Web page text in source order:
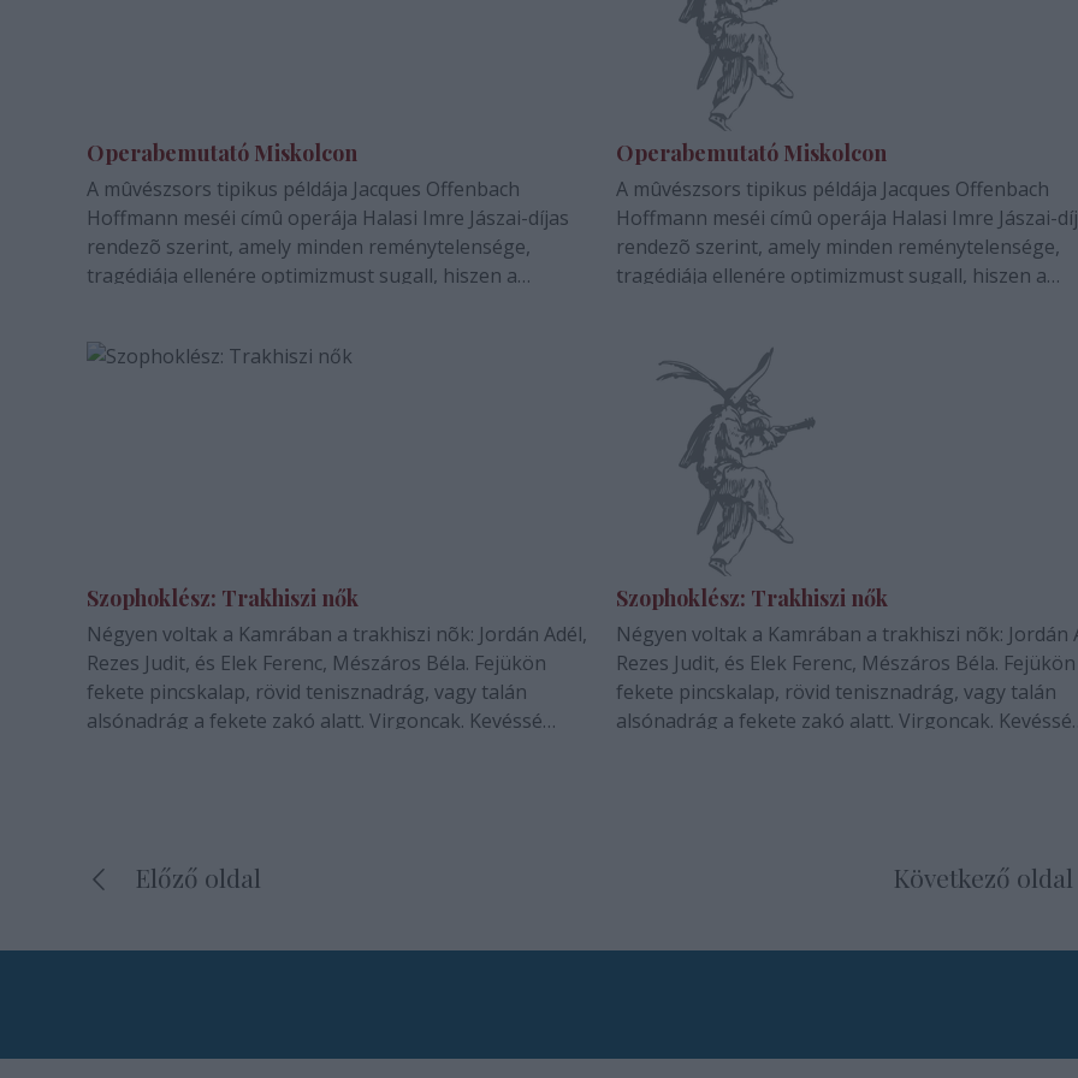
Operabemutató Miskolcon
A mûvészsors tipikus példája Jacques Offenbach
Hoffmann meséi címû operája Halasi Imre Jászai-díjas
rendezõ szerint, amely minden reménytelensége,
tragédiája ellenére optimizmust sugall, hiszen a
Operabemutató Miskolcon
A mûvészsors tipikus példája Jacques Offenbach
Hoffmann meséi címû operája Halasi Imre Jászai-
rendezõ szerint, amely minden reménytelensége,
tragédiája ellenére optimizmust sugall, hiszen a
Szophoklész: Trakhiszi nők
Négyen voltak a Kamrában a trakhiszi nõk: Jordán Adél,
Rezes Judit, és Elek Ferenc, Mészáros Béla. Fejükön
fekete pincskalap, rövid tenisznadrág, vagy talán
alsónadrág a fekete zakó alatt. Virgoncak. Kevéssé
Szophoklész: Trakhiszi nők
Négyen voltak a Kamrában a trakhiszi nõk: Jordán
Rezes Judit, és Elek Ferenc, Mészáros Béla. Fejükön
fekete pincskalap, rövid tenisznadrág, vagy talán
alsónadrág a fekete zakó alatt. Virgoncak. Kevéssé
Előző oldal Következő oldal